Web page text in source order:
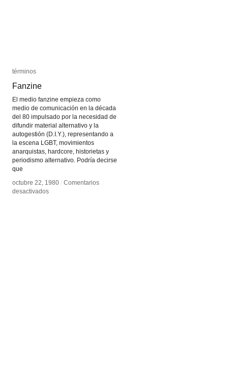
términos
Fanzine
El medio fanzine empieza como
medio de comunicación en la década
del 80 impulsado por la necesidad de
difundir material alternativo y la
autogestión (D.I.Y.), representando a
la escena LGBT, movimientos
anarquistas, hardcore, historietas y
periodismo alternativo. Podría decirse
que
octubre 22, 1980 / Comentarios
desactivadosen
términos
Fanzine
octubre 22, 1980 / Comentarios
desactivadosen